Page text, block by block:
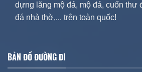
dựng lăng mộ đá, mộ đá, cuốn thư
đá nhà thờ,... trên toàn quốc!
BẢN ĐỒ ĐƯỜNG ĐI